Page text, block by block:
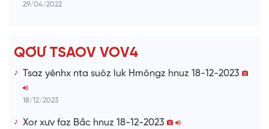
29/04/2022
QƠƯ TSAOV VOV4
Tsaz yênhx nta suôz luk Hmôngz hnuz 18-12-2023
18/12/2023
Xor xưv faz Bắc hnuz 18-12-2023